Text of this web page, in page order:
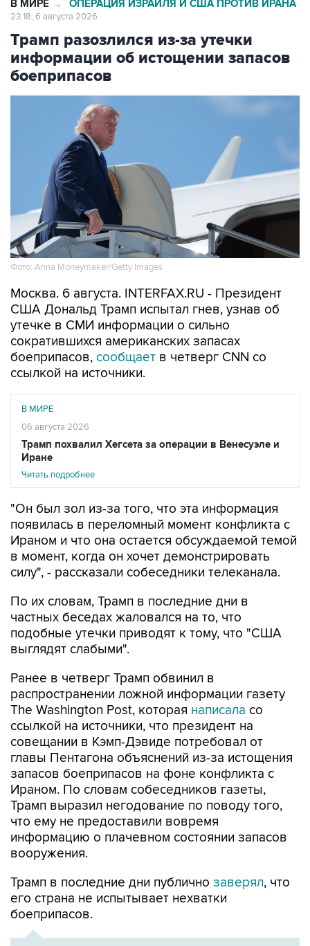
Трамп разозлился из-за утечки
информации об истощении запасов
боеприпасов
Фото: Anna Moneymaker/Getty Images
Москва. 6 августа. INTERFAX.RU - Президент
утечке в СМИ информации о сильно
сократившихся американских запасах
боеприпасов, сообщаетв четверг CNN со
ссылкой на источники.
В МИРЕ
Трамп похвалил Хегсета за операции в Венесуэле и
Иране
Читать подробнее
"Он был зол из-за того, что эта информация
Ираном и что она остается обсуждаемой темой
в момент, когда он хочет демонстрировать
силу", - рассказали собеседники телеканала.
По их словам, Трамп в последние дни в
подобные утечки приводят к тому, что "США
выглядят слабыми".
Ранее в четверг Трамп обвинил в
The Washington Post, котораянаписала
ссылкой на источники, что президент на
совещании в Кэмп-Дэвиде потребовал от
главы Пентагона объяснений из-за истощения
запасов боеприпасов на фоне конфликта с
Ираном. По словам собеседников газеты,
Трамп выразил негодование по поводу того,
что ему не предоставили вовремя
информацию о плачевном состоянии запасов
вооружения.
Трамп в последние дни публично
боеприпасов.
ХРОНИКА